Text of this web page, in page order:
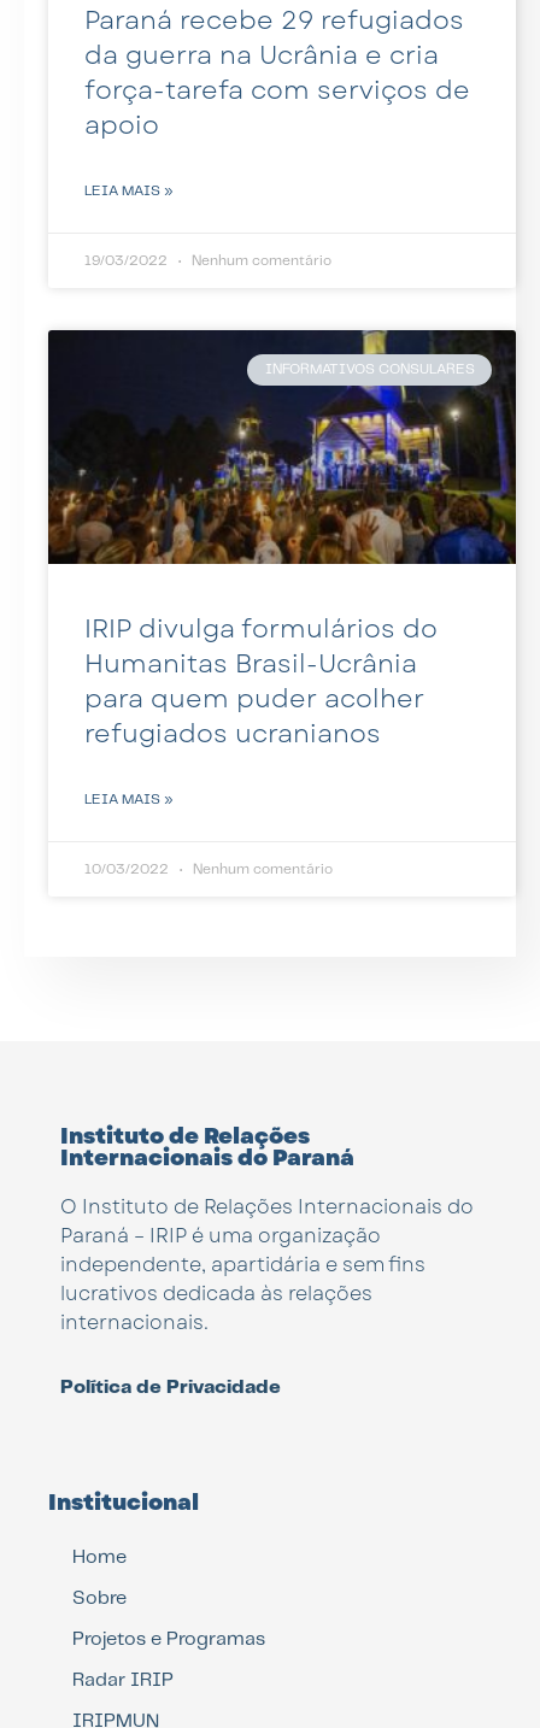
Paraná recebe 29 refugiados
da guerra na Ucrânia e cria
força-tarefa com serviços de
apoio
LEIA MAIS »
19/03/2022 Nenhum comentário
INFORMATIVOS CONSULARES
IRIP divulga formulários do
Humanitas Brasil-Ucrânia
para quem puder acolher
refugiados ucranianos
LEIA MAIS »
10/03/2022 Nenhum comentário
Instituto de Relações
Internacionais do Paraná
O Instituto de Relações Internacionais do
Paraná – IRIP é uma organização
independente, apartidária e sem fins
lucrativos dedicada às relações
internacionais.
Política de Privacidade
Institucional
Home
Sobre
Projetos e Programas
Radar IRIP
IRIPMUN